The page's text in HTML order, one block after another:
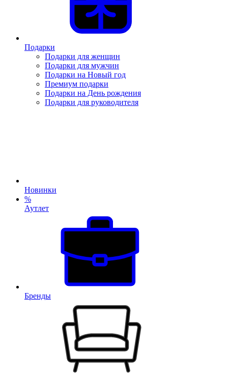
Подарки
Подарки для женщин
Подарки для мужчин
Подарки на Новый год
Премиум подарки
Подарки на День рождения
Подарки для руководителя
Новинки
%
Аутлет
Бренды